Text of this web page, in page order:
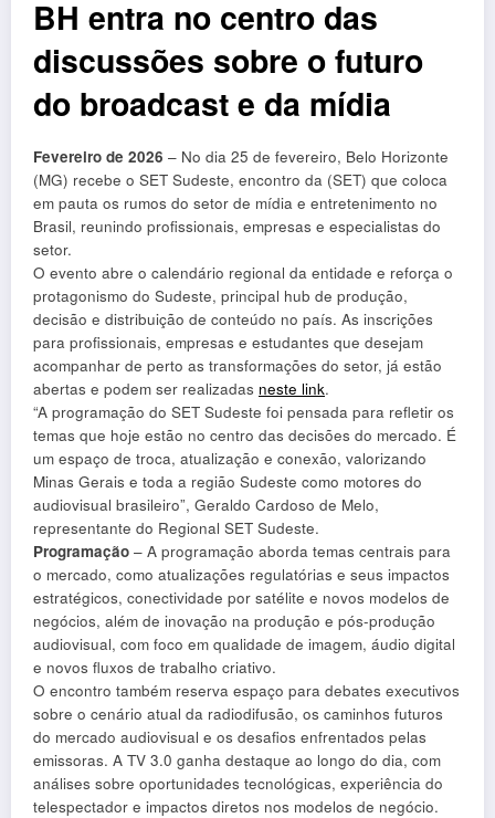
BH entra no centro das
discussões sobre o futuro
do broadcast e da mídia
Fevereiro de 2026 – No dia 25 de fevereiro, Belo Horizonte
(MG) recebe o SET Sudeste, encontro da (SET) que coloca
em pauta os rumos do setor de mídia e entretenimento no
Brasil, reunindo profissionais, empresas e especialistas do
setor.
O evento abre o calendário regional da entidade e reforça o
protagonismo do Sudeste, principal hub de produção,
decisão e distribuição de conteúdo no país. As inscrições
para profissionais, empresas e estudantes que desejam
acompanhar de perto as transformações do setor, já estão
abertas e podem ser realizadas neste link.
“A programação do SET Sudeste foi pensada para refletir os
temas que hoje estão no centro das decisões do mercado. É
um espaço de troca, atualização e conexão, valorizando
Minas Gerais e toda a região Sudeste como motores do
audiovisual brasileiro”, Geraldo Cardoso de Melo,
representante do Regional SET Sudeste.
Programação – A programação aborda temas centrais para
o mercado, como atualizações regulatórias e seus impactos
estratégicos, conectividade por satélite e novos modelos de
negócios, além de inovação na produção e pós-produção
audiovisual, com foco em qualidade de imagem, áudio digital
e novos fluxos de trabalho criativo.
O encontro também reserva espaço para debates executivos
sobre o cenário atual da radiodifusão, os caminhos futuros
do mercado audiovisual e os desafios enfrentados pelas
emissoras. A TV 3.0 ganha destaque ao longo do dia, com
análises sobre oportunidades tecnológicas, experiência do
telespectador e impactos diretos nos modelos de negócio.